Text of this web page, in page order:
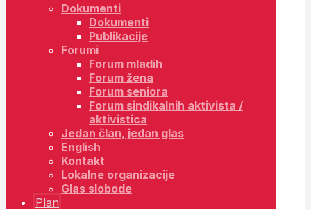
Dokumenti
Dokumenti
Publikacije
Forumi
Forum mladih
Forum žena
Forum seniora
Forum sindikalnih aktivista /
aktivistica
Jedan član, jedan glas
English
Kontakt
Lokalne organizacije
Glas slobode
Plan